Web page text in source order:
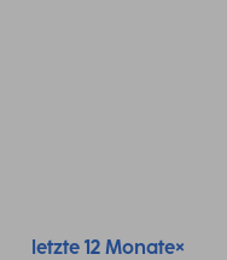
letzte 12 Monate